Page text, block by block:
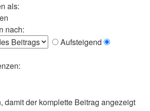
als:
nach:
Aufsteigend
damit der komplette Beitrag angezeigt